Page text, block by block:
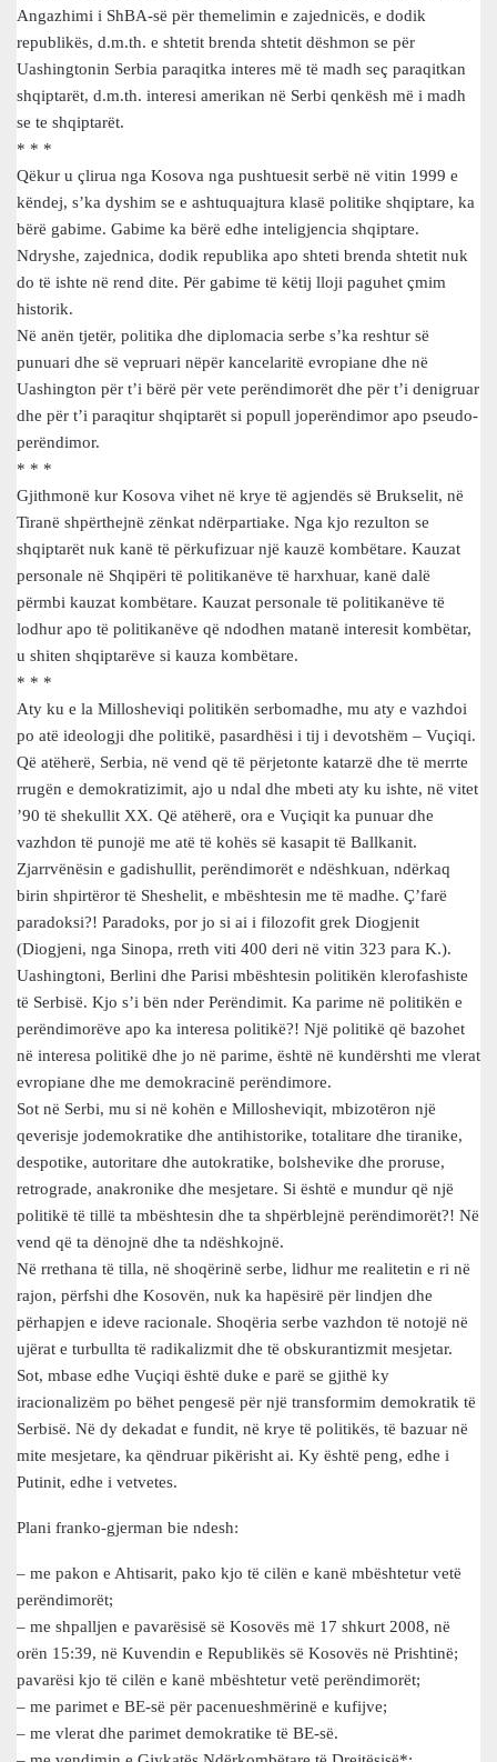
Angazhimi i ShBA-së për themelimin e zajednicës, e dodik
republikës, d.m.th. e shtetit brenda shtetit dëshmon se për
Uashingtonin Serbia paraqitka interes më të madh seç paraqitkan
shqiptarët, d.m.th. interesi amerikan në Serbi qenkësh më i madh
se te shqiptarët.
* * *
Qëkur u çlirua nga Kosova nga pushtuesit serbë në vitin 1999 e
këndej, s’ka dyshim se e ashtuquajtura klasë politike shqiptare, ka
bërë gabime. Gabime ka bërë edhe inteligjencia shqiptare.
Ndryshe, zajednica, dodik republika apo shteti brenda shtetit nuk
do të ishte në rend dite. Për gabime të këtij lloji paguhet çmim
historik.
Në anën tjetër, politika dhe diplomacia serbe s’ka reshtur së
punuari dhe së vepruari nëpër kancelaritë evropiane dhe në
Uashington për t’i bërë për vete perëndimorët dhe për t’i denigruar
dhe për t’i paraqitur shqiptarët si popull joperëndimor apo pseudo-
perëndimor.
* * *
Gjithmonë kur Kosova vihet në krye të agjendës së Brukselit, në
Tiranë shpërthejnë zënkat ndërpartiake. Nga kjo rezulton se
shqiptarët nuk kanë të përkufizuar një kauzë kombëtare. Kauzat
personale në Shqipëri të politikanëve të harxhuar, kanë dalë
përmbi kauzat kombëtare. Kauzat personale të politikanëve të
lodhur apo të politikanëve që ndodhen matanë interesit kombëtar,
u shiten shqiptarëve si kauza kombëtare.
* * *
Aty ku e la Millosheviqi politikën serbomadhe, mu aty e vazhdoi
po atë ideologji dhe politikë, pasardhësi i tij i devotshëm – Vuçiqi.
Që atëherë, Serbia, në vend që të përjetonte katarzë dhe të merrte
rrugën e demokratizimit, ajo u ndal dhe mbeti aty ku ishte, në vitet
’90 të shekullit XX. Që atëherë, ora e Vuçiqit ka punuar dhe
vazhdon të punojë me atë të kohës së kasapit të Ballkanit.
Zjarrvënësin e gadishullit, perëndimorët e ndëshkuan, ndërkaq
birin shpirtëror të Sheshelit, e mbështesin me të madhe. Ç’farë
paradoksi?! Paradoks, por jo si ai i filozofit grek Diogjenit
(Diogjeni, nga Sinopa, rreth viti 400 deri në vitin 323 para K.).
Uashingtoni, Berlini dhe Parisi mbështesin politikën klerofashiste
të Serbisë. Kjo s’i bën nder Perëndimit. Ka parime në politikën e
perëndimorëve apo ka interesa politikë?! Një politikë që bazohet
në interesa politikë dhe jo në parime, është në kundërshti me vlerat
evropiane dhe me demokracinë perëndimore.
Sot në Serbi, mu si në kohën e Millosheviqit, mbizotëron një
qeverisje jodemokratike dhe antihistorike, totalitare dhe tiranike,
despotike, autoritare dhe autokratike, bolshevike dhe proruse,
retrograde, anakronike dhe mesjetare. Si është e mundur që një
politikë të tillë ta mbështesin dhe ta shpërblejnë perëndimorët?! Në
vend që ta dënojnë dhe ta ndëshkojnë.
Në rrethana të tilla, në shoqërinë serbe, lidhur me realitetin e ri në
rajon, përfshi dhe Kosovën, nuk ka hapësirë për lindjen dhe
përhapjen e ideve racionale. Shoqëria serbe vazhdon të notojë në
ujërat e turbullta të radikalizmit dhe të obskurantizmit mesjetar.
Sot, mbase edhe Vuçiqi është duke e parë se gjithë ky
iracionalizëm po bëhet pengesë për një transformim demokratik të
Serbisë. Në dy dekadat e fundit, në krye të politikës, të bazuar në
mite mesjetare, ka qëndruar pikërisht ai. Ky është peng, edhe i
Putinit, edhe i vetvetes.
Plani franko-gjerman bie ndesh:
– me pakon e Ahtisarit, pako kjo të cilën e kanë mbështetur vetë
perëndimorët;
– me shpalljen e pavarësisë së Kosovës më 17 shkurt 2008, në
orën 15:39, në Kuvendin e Republikës së Kosovës në Prishtinë;
pavarësi kjo të cilën e kanë mbështetur vetë perëndimorët;
– me parimet e BE-së për pacenueshmërinë e kufijve;
– me vlerat dhe parimet demokratike të BE-së.